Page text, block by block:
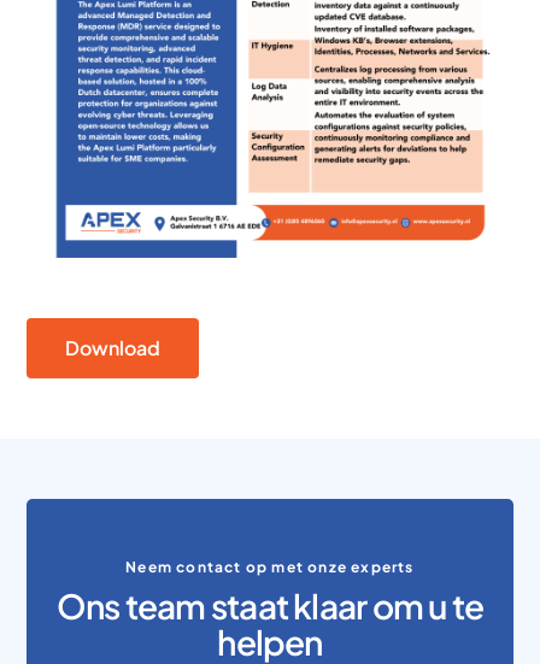
Download
Neem contact op met onze experts
Ons team staat klaar om u te
helpen